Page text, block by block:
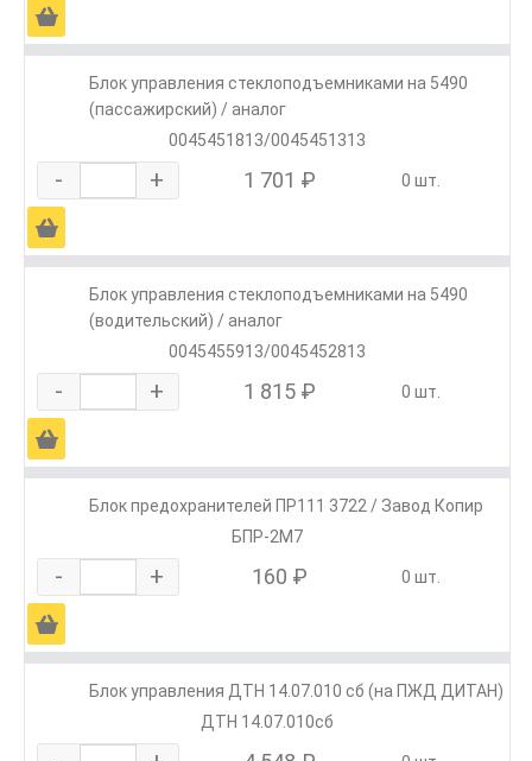
Ä
Блок управления стеклоподъемниками на 5490
(пассажирский) / аналог
0045451813/0045451313
- + 1 701 ₽ 0 шт.
Ä
Блок управления стеклоподъемниками на 5490
(водительский) / аналог
0045455913/0045452813
- + 1 815 ₽ 0 шт.
Ä
Блок предохранителей ПР111 3722 / Завод Копир
БПР-2М7
- + 160 ₽ 0 шт.
Ä
Блок управления ДТН 14.07.010 сб (на ПЖД ДИТАН)
ДТН 14.07.010сб